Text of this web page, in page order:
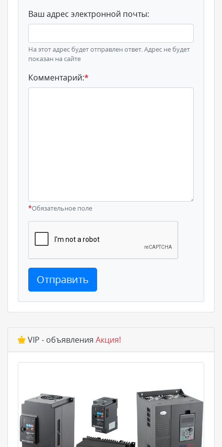
Ваш адрес электронной почты:
На этот адрес будет отправлен ответ. Адрес не будет
показан на сайте
Комментарий:*
*Обязательное поле
Отправить
VIP - объявления Акция!